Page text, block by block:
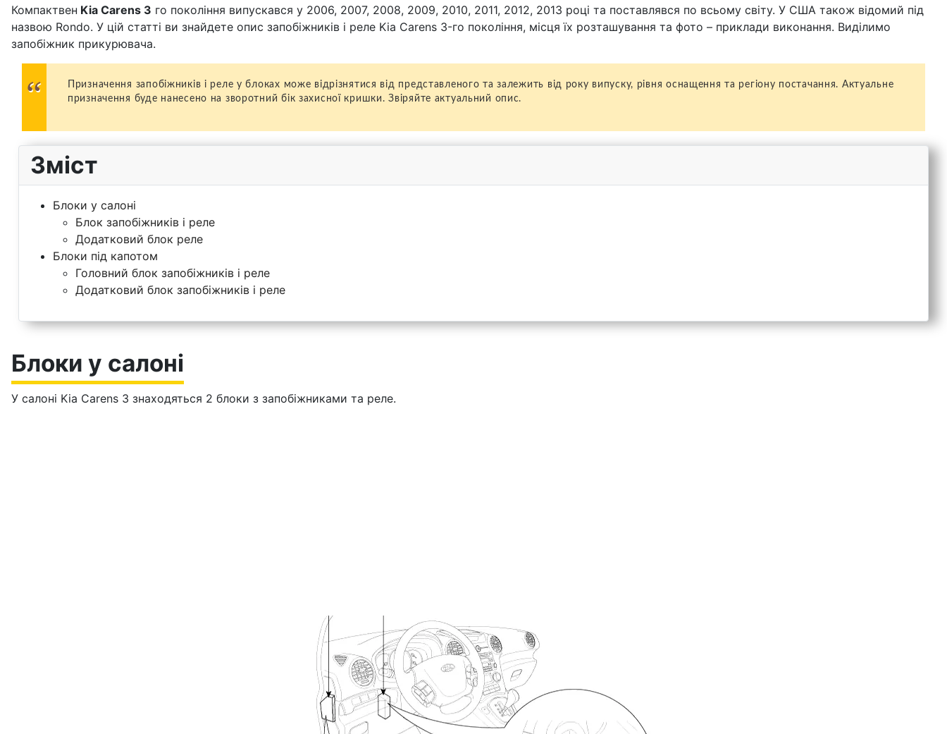
Компактвен Kia Carens 3 го покоління випускався у 2006, 2007, 2008, 2009, 2010, 2011, 2012, 2013 році та поставлявся по всьому світу. У США також відомий під
назвою Rondo. У цій статті ви знайдете опис запобіжників і реле Kia Carens 3-го покоління, місця їх розташування та фото – приклади виконання. Виділимо
запобіжник прикурювача.
Призначення запобіжників і реле у блоках може відрізнятися від представленого та залежить від року випуску, рівня оснащення та регіону постачання. Актуальне
призначення буде нанесено на зворотний бік захисної кришки. Звіряйте актуальний опис.
Зміст
Блоки у салоні
Блок запобіжників і реле
Додатковий блок реле
Блоки під капотом
Головний блок запобіжників і реле
Додатковий блок запобіжників і реле
Блоки у салоні
У салоні Kia Carens 3 знаходяться 2 блоки з запобіжниками та реле.